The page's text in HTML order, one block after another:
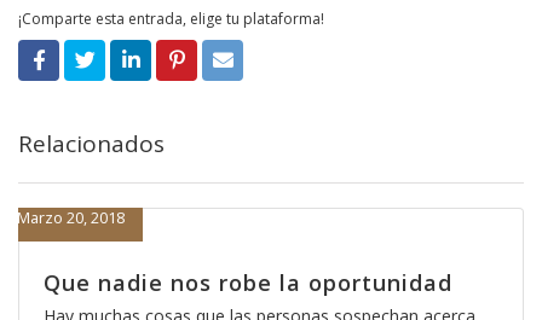
¡Comparte esta entrada, elige tu plataforma!
Relacionados
Que nadie nos robe la oportunidad
Marzo 20, 2018